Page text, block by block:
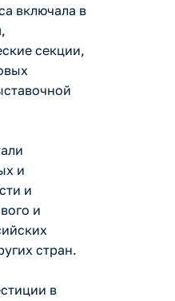
включала в
секции,
и
и
и
стран.
в